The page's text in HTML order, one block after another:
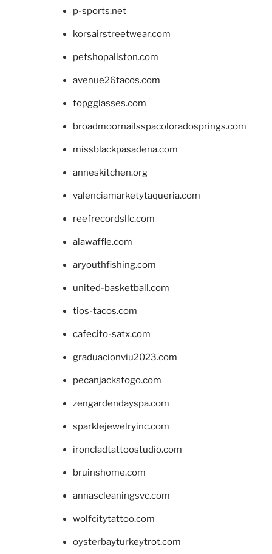
p-sports.net
korsairstreetwear.com
petshopallston.com
avenue26tacos.com
topgglasses.com
broadmoornailsspacoloradosprings.com
missblackpasadena.com
anneskitchen.org
valenciamarketytaqueria.com
reefrecordsllc.com
alawaffle.com
aryouthfishing.com
united-basketball.com
tios-tacos.com
cafecito-satx.com
graduacionviu2023.com
pecanjackstogo.com
zengardendayspa.com
sparklejewelryinc.com
ironcladtattoostudio.com
bruinshome.com
annascleaningsvc.com
wolfcitytattoo.com
oysterbayturkeytrot.com